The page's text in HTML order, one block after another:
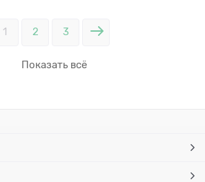
1 2 3
Показать всё